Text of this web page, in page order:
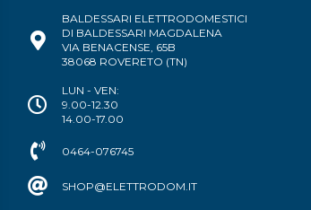
BALDESSARI ELETTRODOMESTICI
DI BALDESSARI MAGDALENA
VIA BENACENSE, 65B
38068 ROVERETO (TN)
LUN - VEN:
9.00-12.30
14.00-17.00
0464-076745
SHOP@ELETTRODOM.IT